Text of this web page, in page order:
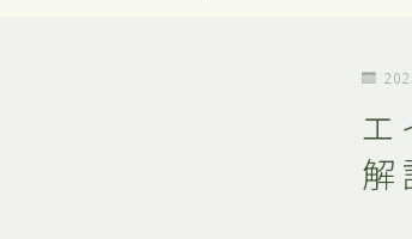
エ
解